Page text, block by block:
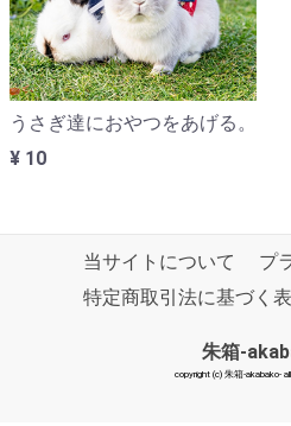
うさぎ達におやつをあげる。
¥ 10
当サイトについて
プ
特定商取引法に基づく
朱箱-
copyright (c) 朱箱-akabako-